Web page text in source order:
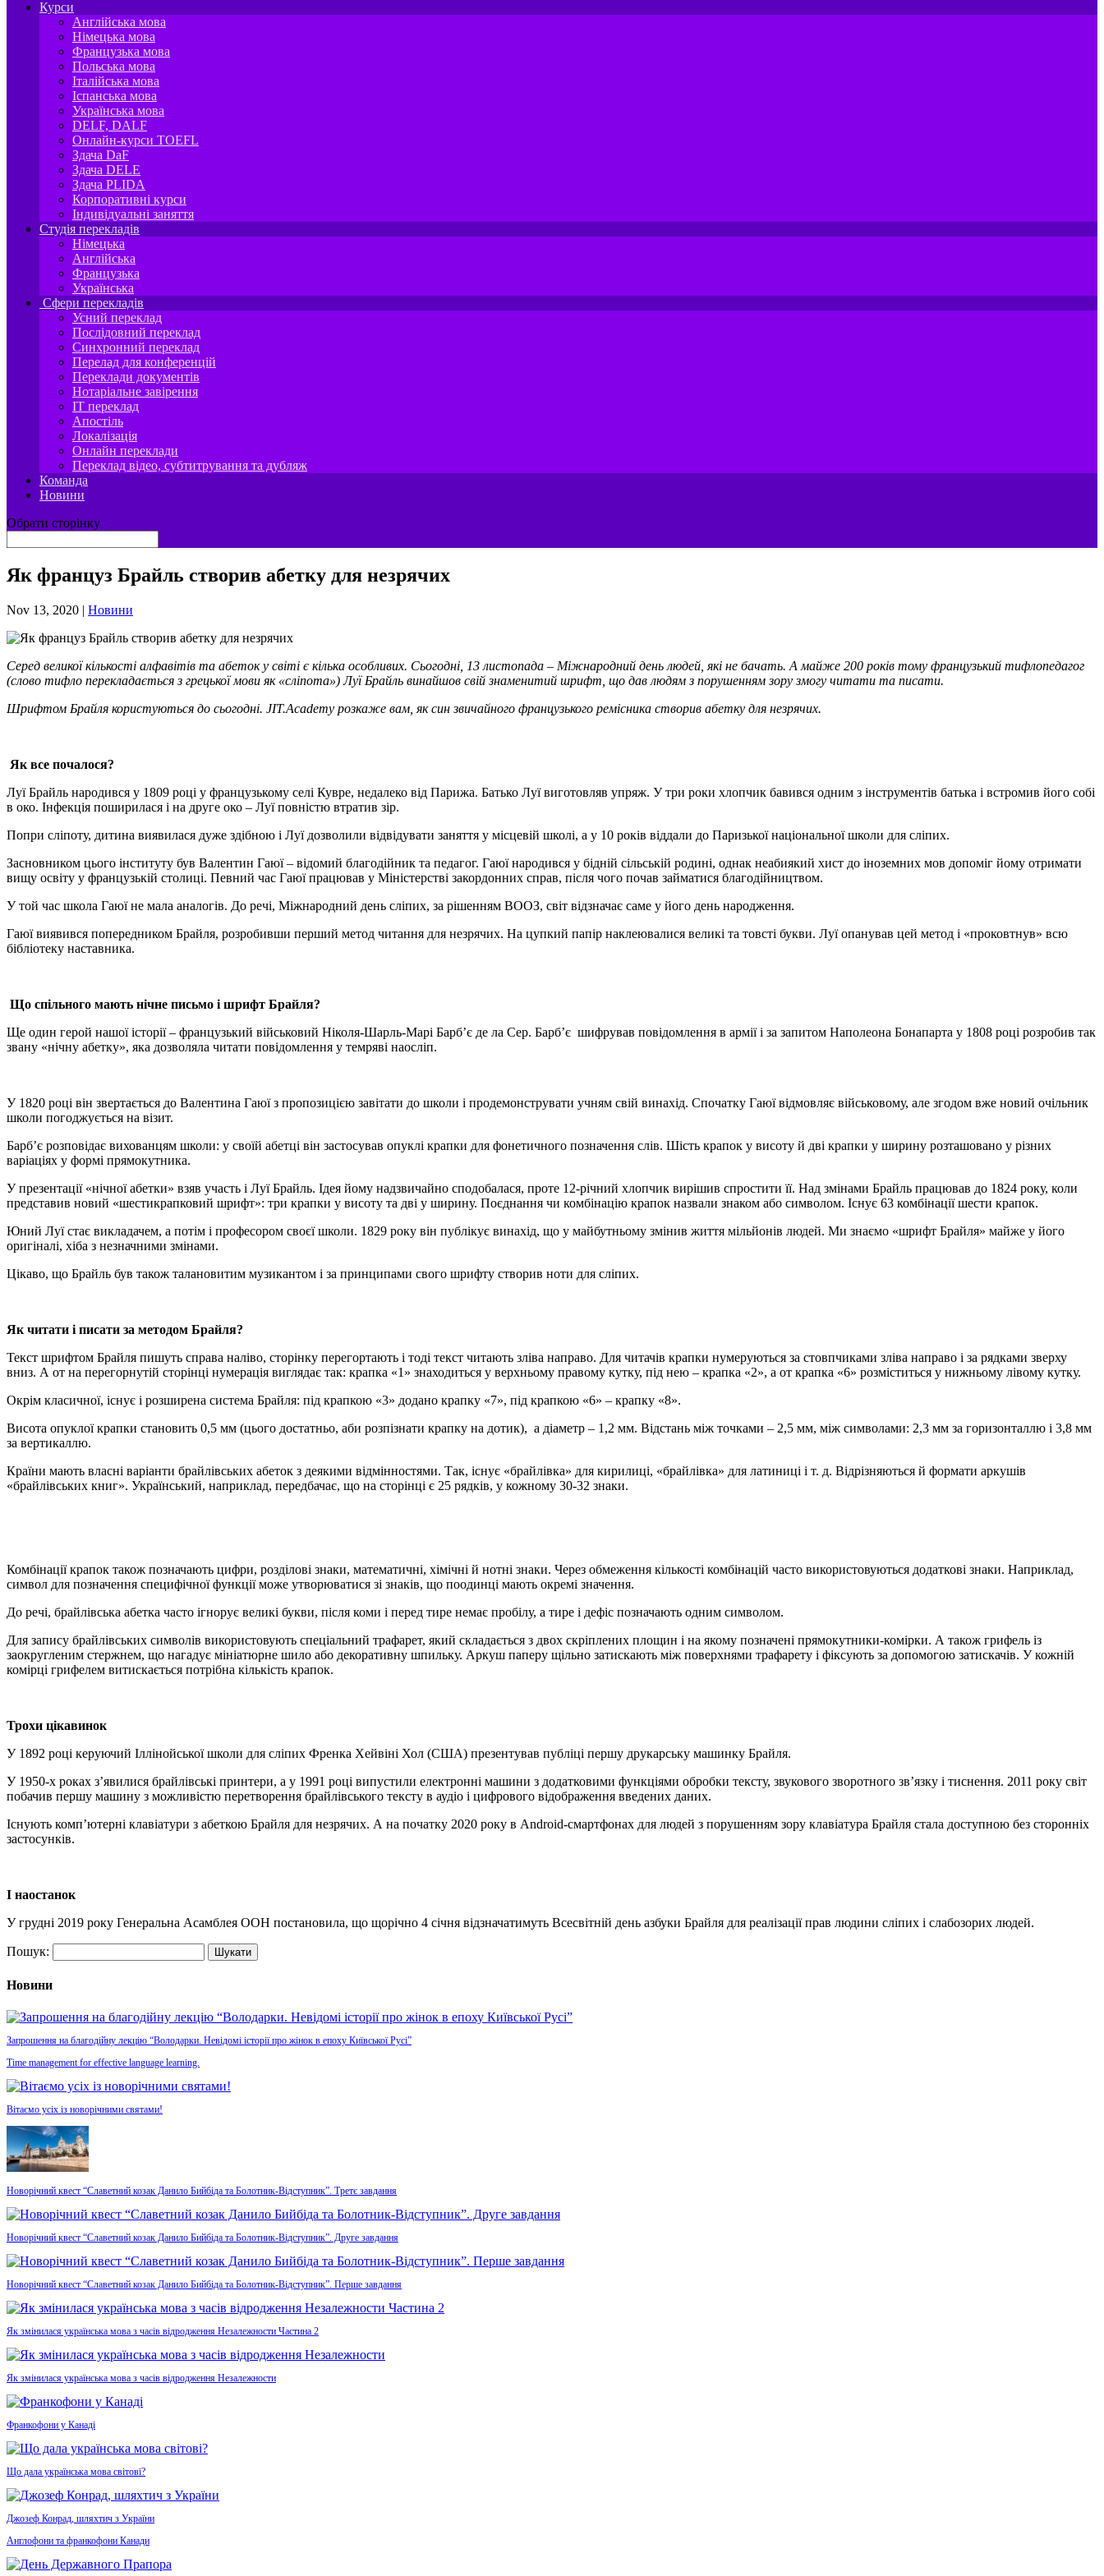
Курси
Англійська мова
Німецька мова
Французька мова
Польська мова
Італійська мова
Іспанська мова
Українська мова
DELF, DALF
Онлайн-курси TOEFL
Здача DaF
Здача DELE
Здача PLIDA
Корпоративні курси
Індивідуальні заняття
Студія перекладів
Німецька
Англійська
Французька
Українська
Сфери перекладів
Усний переклад
Послідовний переклад
Синхронний переклад
Перелад для конференцій
Переклади документів
Нотаріальне завірення
IT переклад
Апостіль
Локалізація
Онлайн переклади
Переклад відео, субтитрування та дубляж
Команда
Новини
Обрати сторінку
Як француз Брайль створив абетку для незрячих
Nov 13, 2020 | Новини
Серед великої кількості алфавітів та абеток у світі є кілька особливих. Сьогодні, 13 листопада – Міжнародний день людей, які не бачать. А майже 200 років тому французький тифлопедагог
(слово тифло перекладається з грецької мови як «cліпота») Луї Брайль винайшов свій знаменитий шрифт, що дав людям з порушенням зору змогу читати та писати.
Шрифтом Брайля користуються до сьогодні. JIT.Academy розкаже вам, як син звичайного французького ремісника створив абетку для незрячих.
Як все почалося?
Луї Брайль народився у 1809 році у французькому селі Кувре, недалеко від Парижа. Батько Луї виготовляв упряж. У три роки хлопчик бавився одним з інструментів батька і встромив його собі
в око. Інфекція поширилася і на друге око – Луї повністю втратив зір.
Попри сліпоту, дитина виявилася дуже здібною і Луї дозволили відвідувати заняття у місцевій школі, а у 10 років віддали до Паризької національної школи для сліпих.
Засновником цього інституту був Валентин Гаюї – відомий благодійник та педагог. Гаюї народився у бідній сільській родині, однак неабиякий хист до іноземних мов допоміг йому отримати
вищу освіту у французькій столиці. Певний час Гаюї працював у Міністерстві закордонних справ, після чого почав займатися благодійництвом.
У той час школа Гаюї не мала аналогів. До речі, Міжнародний день сліпих, за рішенням ВООЗ, світ відзначає саме у його день народження.
Гаюї виявився попередником Брайля, розробивши перший метод читання для незрячих. На цупкий папір наклеювалися великі та товсті букви. Луї опанував цей метод і «проковтнув» всю
бібліотеку наставника.
Що спільного мають нічне письмо і шрифт Брайля?
Ще один герой нашої історії – французький військовий Ніколя-Шарль-Марі Барб’є де ла Сер. Барб’є шифрував повідомлення в армії і за запитом Наполеона Бонапарта у 1808 році розробив так
звану «нічну абетку», яка дозволяла читати повідомлення у темряві наосліп.
У 1820 році він звертається до Валентина Гаюї з пропозицією завітати до школи і продемонструвати учням свій винахід. Спочатку Гаюї відмовляє військовому, але згодом вже новий очільник
школи погоджується на візит.
Барб’є розповідає вихованцям школи: у своїй абетці він застосував опуклі крапки для фонетичного позначення слів. Шість крапок у висоту й дві крапки у ширину розташовано у різних
варіаціях у формі прямокутника.
У презентації «нічної абетки» взяв участь і Луї Брайль. Ідея йому надзвичайно сподобалася, проте 12-річний хлопчик вирішив спростити її. Над змінами Брайль працював до 1824 року, коли
представив новий «шестикрапковий шрифт»: три крапки у висоту та дві у ширину. Поєднання чи комбінацію крапок назвали знаком або символом. Існує 63 комбінації шести крапок.
Юний Луї стає викладачем, а потім і професором своєї школи. 1829 року він публікує винахід, що у майбутньому змінив життя мільйонів людей. Ми знаємо «шрифт Брайля» майже у його
оригіналі, хіба з незначними змінами.
Цікаво, що Брайль був також талановитим музикантом і за принципами свого шрифту створив ноти для сліпих.
Як читати і писати за методом Брайля?
Текст шрифтом Брайля пишуть справа наліво, сторінку перегортають і тоді текст читають зліва направо. Для читачів крапки нумеруються за стовпчиками зліва направо і за рядками зверху
вниз. А от на перегорнутій сторінці нумерація виглядає так: крапка «1» знаходиться у верхньому правому кутку, під нею – крапка «2», а от крапка «6» розміститься у нижньому лівому кутку.
Окрім класичної, існує і розширена система Брайля: під крапкою «3» додано крапку «7», під крапкою «6» – крапку «8».
Висота опуклої крапки становить 0,5 мм (цього достатньо, аби розпізнати крапку на дотик), а діаметр – 1,2 мм. Відстань між точками – 2,5 мм, між символами: 2,3 мм за горизонталлю і 3,8 мм
за вертикаллю.
Країни мають власні варіанти брайлівських абеток з деякими відмінностями. Так, існує «брайлівка» для кирилиці, «брайлівка» для латиниці і т. д. Відрізняються й формати аркушів
«брайлівських книг». Український, наприклад, передбачає, що на сторінці є 25 рядків, у кожному 30-32 знаки.
Комбінації крапок також позначають цифри, розділові знаки, математичні, хімічні й нотні знаки. Через обмеження кількості комбінацій часто використовуються додаткові знаки. Наприклад,
символ для позначення специфічної функції може утворюватися зі знаків, що поодинці мають окремі значення.
До речі, брайлівська абетка часто ігнорує великі букви, після коми і перед тире немає пробілу, а тире і дефіс позначають одним символом.
Для запису брайлівських символів використовують спеціальний трафарет, який складається з двох скріплених площин і на якому позначені прямокутники-комірки. А також грифель із
заокругленим стержнем, що нагадує мініатюрне шило або декоративну шпильку. Аркуш паперу щільно затискають між поверхнями трафарету і фіксують за допомогою затискачів. У кожній
комірці грифелем витискається потрібна кількість крапок.
Трохи цікавинок
У 1892 році керуючий Іллінойської школи для сліпих Френка Хейвіні Хол (США) презентував публіці першу друкарську машинку Брайля.
У 1950-х роках з’явилися брайлівські принтери, а у 1991 році випустили електронні машини з додатковими функціями обробки тексту, звукового зворотного зв’язку і тиснення. 2011 року світ
побачив першу машину з можливістю перетворення брайлівського тексту в аудіо і цифрового відображення введених даних.
Існують комп’ютерні клавіатури з абеткою Брайля для незрячих. А на початку 2020 року в Android-смартфонах для людей з порушенням зору клавіатура Брайля стала доступною без сторонніх
застосунків.
І наостанок
У грудні 2019 року Генеральна Асамблея ООН постановила, що щорічно 4 січня відзначатимуть Всесвітній день азбуки Брайля для реалізації прав людини сліпих і слабозорих людей.
Пошук:
Новини
Запрошення на благодійну лекцію “Володарки. Невідомі історії про жінок в епоху Київської Русі”
Time management for effective language learning.
Вітаємо усіх із новорічними святами!
Новорічний квест “Славетний козак Данило Бийбіда та Болотник-Відступник”. Третє завдання
Новорічний квест “Славетний козак Данило Бийбіда та Болотник-Відступник”. Друге завдання
Новорічний квест “Славетний козак Данило Бийбіда та Болотник-Відступник”. Перше завдання
Як змінилася українська мова з часів відродження Незалежности Частина 2
Як змінилася українська мова з часів відродження Незалежности
Франкофони у Канаді
Що дала українська мова світові?
Джозеф Конрад, шляхтич з України
Англофони та франкофони Канади